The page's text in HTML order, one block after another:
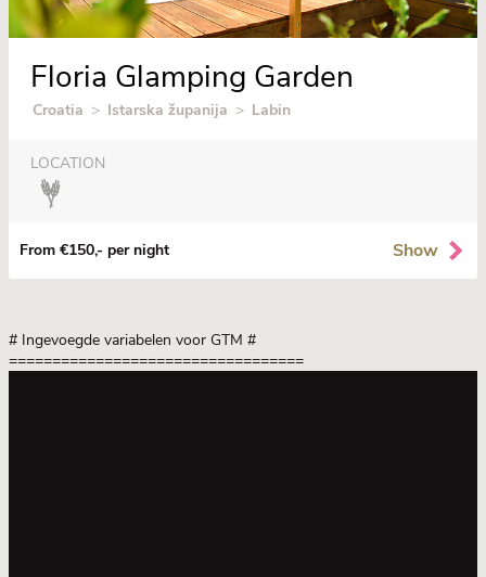
Floria Glamping Garden
Croatia > Istarska županija > Labin
LOCATION
From €150,- per night Show
# Ingevoegde variabelen voor GTM #
==================================